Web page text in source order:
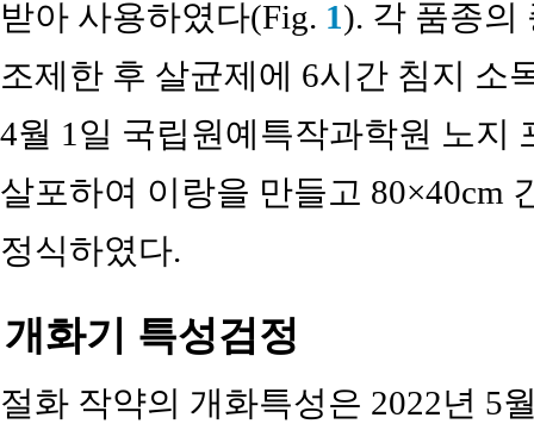
받아 사용하였다(Fig. 1). 각 품종의
조제한 후 살균제에 6시간 침지 소
4월 1일 국립원예특작과학원 노지
살포하여 이랑을 만들고 80×40cm
정식하였다.
개화기 특성검정
절화 작약의 개화특성은 2022년 5